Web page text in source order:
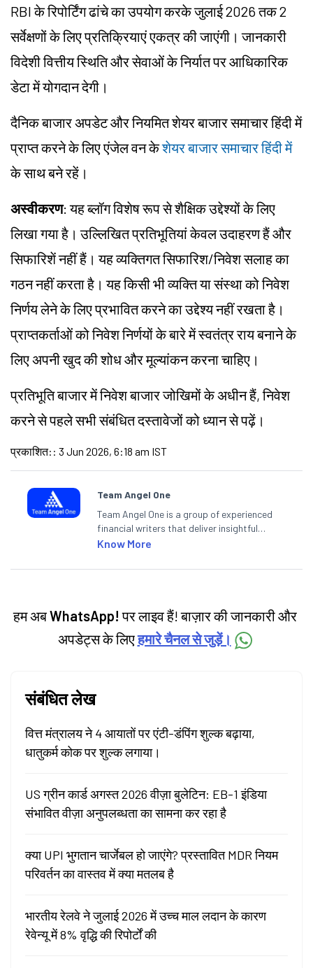
RBI के रिपोर्टिंग ढांचे का उपयोग करके जुलाई 2026 तक 2
सर्वेक्षणों के लिए प्रतिक्रियाएं एकत्र की जाएंगी। जानकारी
विदेशी वित्तीय स्थिति और सेवाओं के निर्यात पर आधिकारिक
डेटा में योगदान देगी।
दैनिक बाजार अपडेट और नियमित शेयर बाजार समाचार हिंदी में
प्राप्त करने के लिए एंजेल वन केशेयर बाजार समाचार हिंदी में
के साथ बने रहें।
अस्वीकरण: यह ब्लॉग विशेष रूप से शैक्षिक उद्देश्यों के लिए
लिखा गया है। उल्लिखित प्रतिभूतियां केवल उदाहरण हैं और
सिफारिशें नहीं हैं। यह व्यक्तिगत सिफारिश/निवेश सलाह का
गठन नहीं करता है। यह किसी भी व्यक्ति या संस्था को निवेश
निर्णय लेने के लिए प्रभावित करने का उद्देश्य नहीं रखता है।
प्राप्तकर्ताओं को निवेश निर्णयों के बारे में स्वतंत्र राय बनाने के
लिए अपनी खुद की शोध और मूल्यांकन करना चाहिए।
प्रतिभूति बाजार में निवेश बाजार जोखिमों के अधीन हैं, निवेश
करने से पहले सभी संबंधित दस्तावेजों को ध्यान से पढ़ें।
प्रकाशित: : 3 Jun 2026, 6:18 am IST
Team Angel One
Team Angel One is a group of experienced
financial writers that deliver insightful
articles on the stock market, IPO, economy,
categories.
Know More
हम अबWhatsApp! पर लाइव हैं! बाज़ार की जानकारी और
अपडेट्स के लिएहमारे चैनल से जुड़ें।
संबंधित लेख
वित्त मंत्रालय ने 4 आयातों पर एंटी-डंपिंग शुल्क बढ़ाया,
धातुकर्म कोक पर शुल्क लगाया।
US ग्रीन कार्ड अगस्त 2026 वीज़ा बुलेटिन: EB-1 इंडिया
संभावित वीज़ा अनुपलब्धता का सामना कर रहा है
क्या UPI भुगतान चार्जेबल हो जाएंगे? प्रस्तावित MDR नियम
परिवर्तन का वास्तव में क्या मतलब है
भारतीय रेलवे ने जुलाई 2026 में उच्च माल लदान के कारण
रेवेन्यू में 8% वृद्धि की रिपोर्टों की